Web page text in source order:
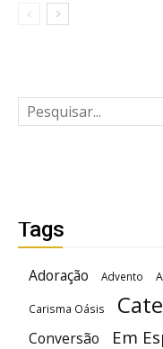
Tags
Adoração Advento
Carisma Oásis
Conversão Em